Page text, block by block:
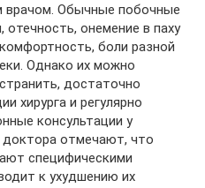
врачом. Обычные побочные
онемение в паху
боли разной
Однако их можно
достаточно
хирурга и регулярно
консультации у
доктора отмечают, что
специфическими
к ухудшению их